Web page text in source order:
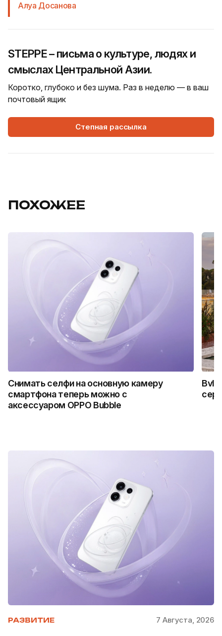
Алуа Досанова
STEPPE – письма о культуре, людях и
смыслах Центральной Азии.
Коротко, глубоко и без шума. Раз в неделю — в ваш
почтовый ящик
Степная рассылка
ПОХОЖЕЕ
Снимать селфи на основную камеру
смартфона теперь можно с
аксессуаром OPPO Bubble
РАЗВИТИЕ 7 Августа, 2026